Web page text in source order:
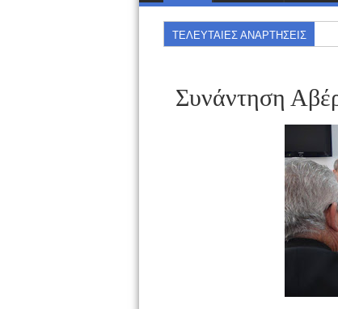
ΤΕΛΕΥΤΑΙΕΣ ΑΝΑΡΤΗΣΕΙΣ
Συνάντηση